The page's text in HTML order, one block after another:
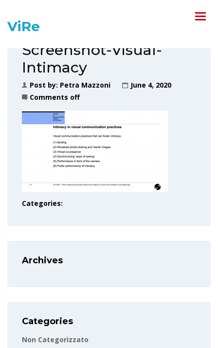
ViRe
Screenshot-Visual-
Intimacy
Post by: Petra Mazzoni
June 4, 2020
Comments off
Categories:
Archives
Categories
Non Categorizzato